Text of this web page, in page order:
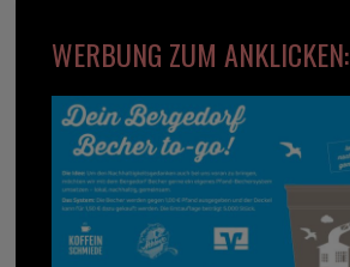
WERBUNG ZUM ANKLICKEN: